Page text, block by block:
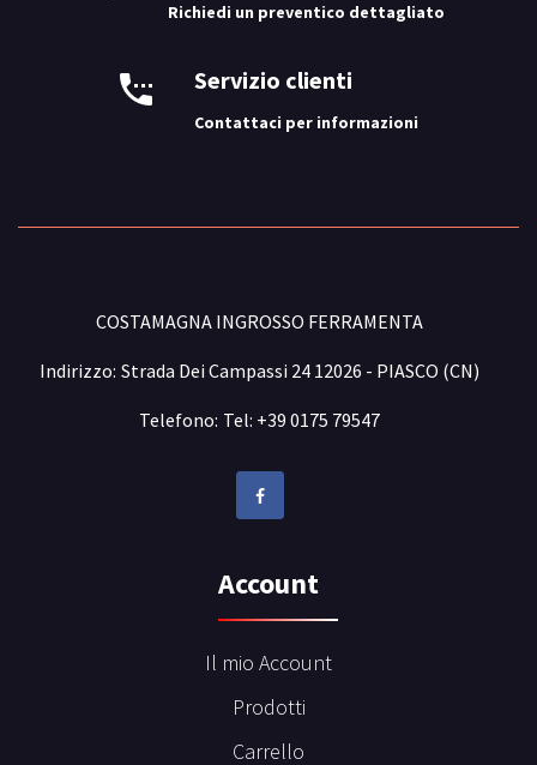
Richiedi un preventico dettagliato
Servizio clienti
Contattaci per informazioni
COSTAMAGNA INGROSSO FERRAMENTA
Indirizzo: Strada Dei Campassi 24 12026 - PIASCO (CN)
Telefono: Tel: +39 0175 79547
Account
Il mio Account
Prodotti
Carrello